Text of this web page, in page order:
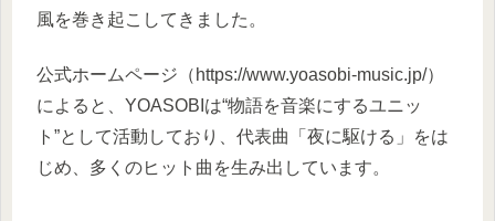
風を巻き起こしてきました。
公式ホームページ（https://www.yoasobi-music.jp/）
によると、YOASOBIは“物語を音楽にするユニッ
ト”として活動しており、代表曲「夜に駆ける」をは
じめ、多くのヒット曲を生み出しています。